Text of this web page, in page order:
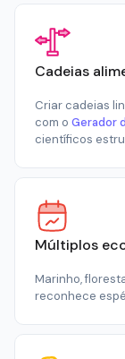
Cadeias
Criar cadeias
com o Gerador
científicos
Múltiplos
Marinho,
reconhece